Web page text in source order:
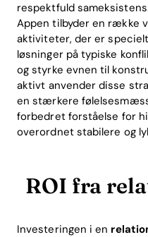
respektfuld
Appen tilbyder en række
aktiviteter, der er
løsninger på typiske
og styrke evnen til
aktivt anvender disse
en stærkere
forbedret forståelse for
overordnet stabilere og
ROI fra
Investeringen i en